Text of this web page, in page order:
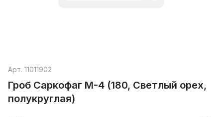
Арт. 11011902
Гроб Саркофаг М-4 (180, Светлый орех,
полукруглая)